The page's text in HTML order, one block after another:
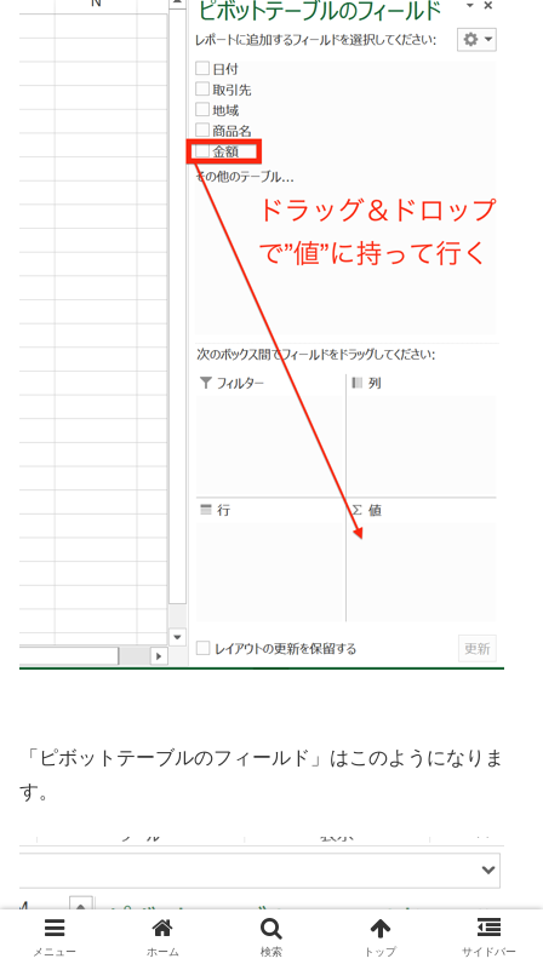
「ピボットテーブルのフィールド」はこのようになりま
す。
メニュー ホーム 検索 トップ サイドバー